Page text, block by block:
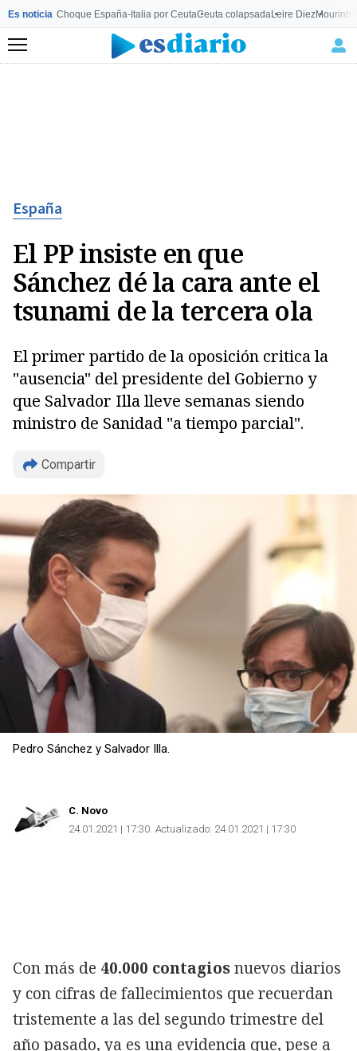
Es noticia Choque España-Italia por CeutaCeuta colapsadaLeire Diez
Menú
España
El PP insiste en que
Sánchez dé la cara ante el
tsunami de la tercera ola
El primer partido de la oposición critica la
"ausencia" del presidente del Gobierno y
que Salvador Illa lleve semanas siendo
ministro de Sanidad "a tiempo parcial".
Compartir
Copiar
Pedro Sánchez y Salvador Illa.
C. Novo
24.01.2021 | 17:30 Actualizado: 24.01.2021 | 17:30
Con más de 40.000 contagiosnuevos diarios
y con cifras de fallecimientos que recuerdan
tristemente a las del segundo trimestre del
año pasado, ya es una evidencia que, pese a